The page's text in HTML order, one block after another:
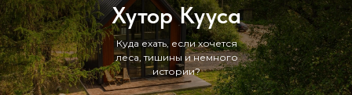
Хутор Кууса
Куда ехать, если хочется
леса, тишины и немного
истории?